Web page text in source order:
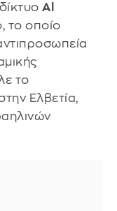
Al
το οποίο
το
Ελβετία,